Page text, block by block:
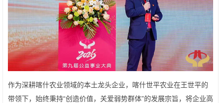
作为深耕喀什农业领域的本土龙头企业，喀什世平农业在王世平的
带领下，始终秉持“创造价值，关爱弱势群体”的发展宗旨，将企业高